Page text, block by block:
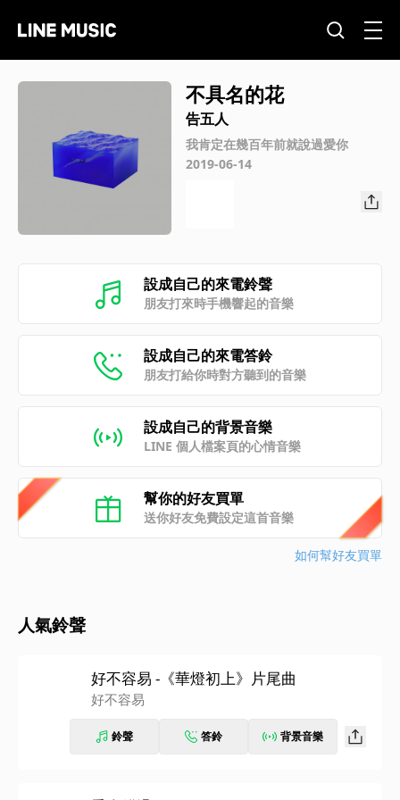
不具名的花
告五人
我肯定在幾百年前就說過愛你
2019-06-14
設成自己的來電鈴聲
朋友打來時手機響起的音樂
設成自己的來電答鈴
朋友打給你時對方聽到的音樂
設成自己的背景音樂
LINE 個人檔案頁的心情音樂
幫你的好友買單
送你好友免費設定這首音樂
如何幫好友買單
人氣鈴聲
好不容易 -《華燈初上》片尾曲
好不容易
鈴聲 答鈴 背景音樂